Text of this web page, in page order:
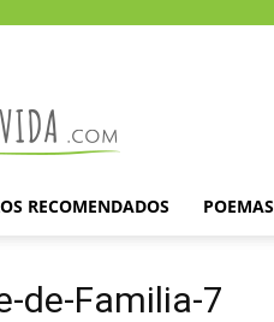
RECOMENDADOS POEMAS
de-Familia-7